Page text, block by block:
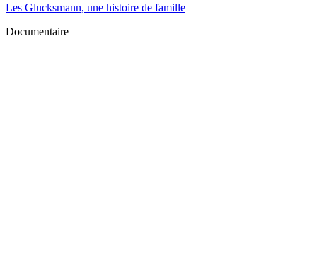
Les Glucksmann, une histoire de famille
Documentaire